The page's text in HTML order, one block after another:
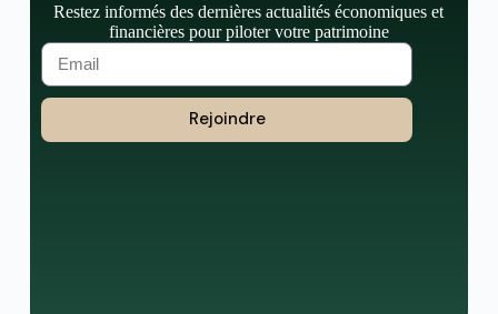
Restez informés des dernières actualités économiques et
financières pour piloter votre patrimoine
Rejoindre